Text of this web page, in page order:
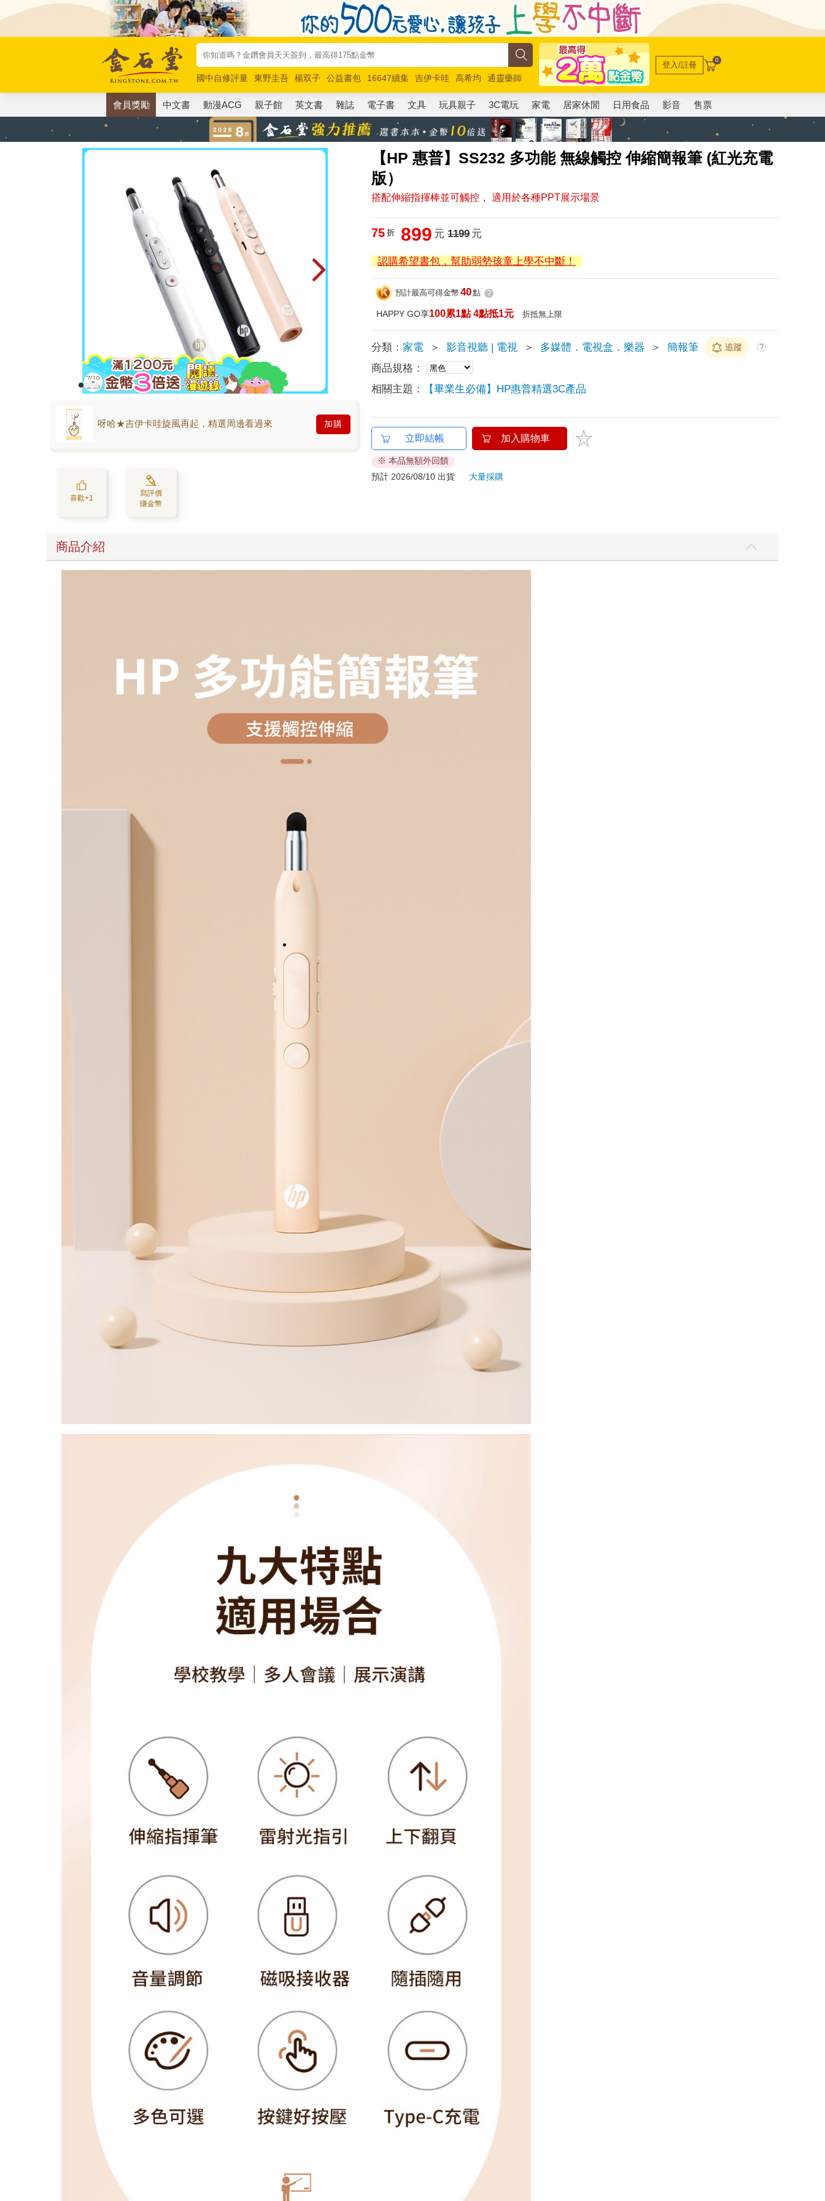
國中自修評量 東野圭吾 楊双子 公益書包 16647續集 吉伊卡哇 高希均
通靈藥師
唯紅花綻放
奧德賽 路邊攤新作 馬斯克 玩具總動員5 超慢跑
登入/註冊 0
會員獎勵 中文書 動漫ACG 親子館 英文書 雜誌 電子書 文具 玩具親子 3C電玩 家電 居家休閒 日用食品 影音 售票
【HP 惠普】SS232 多功能 無線觸控 伸縮簡報筆 (紅光充電
版）
搭配伸縮指揮棒並可觸控， 適用於各種PPT展示場景
呀哈★吉伊卡哇旋風再起，精選周邊看過來 加購
喜歡+1
寫評價
賺金幣
75 折 899 元 1199元
認購希望書包，幫助弱勢孩童上學不中斷！
預計最高可得金幣 40點 ?
HAPPY GO享100累1點 4點抵1元 折抵無上限
分類： 家電 ＞ 影音視聽 | 電視 ＞ 多媒體．電視盒．樂器 ＞ 簡報筆 追蹤 ?
商品規格：
相關主題：
【畢業生必備】HP惠普精選3C產品
立即結帳 加入購物車
※ 本品無額外回饋
預計 2026/08/10 出貨
大量採購
商品介紹